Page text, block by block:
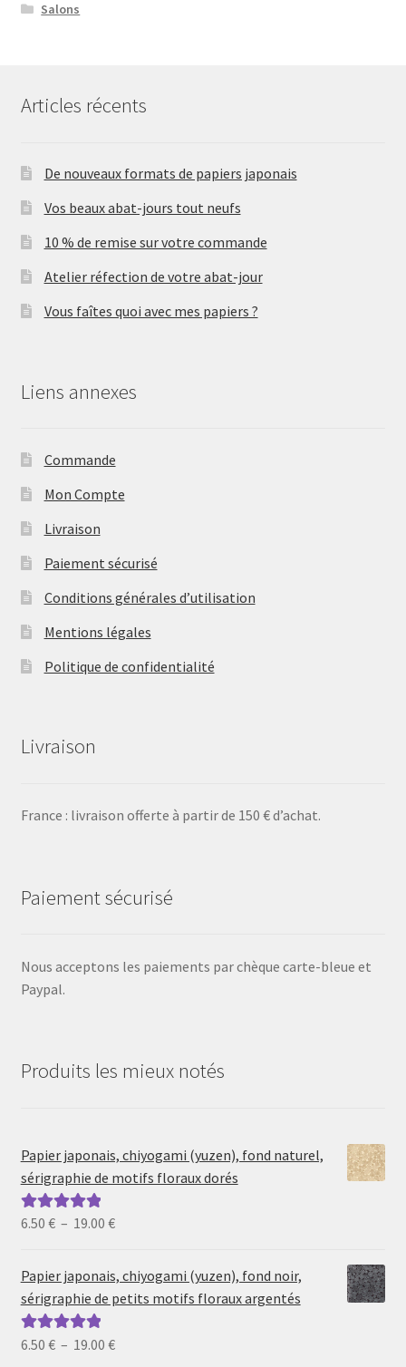
Salons
Articles récents
De nouveaux formats de papiers japonais
Vos beaux abat-jours tout neufs
10 % de remise sur votre commande
Atelier réfection de votre abat-jour
Vous faîtes quoi avec mes papiers ?
Liens annexes
Commande
Mon Compte
Livraison
Paiement sécurisé
Conditions générales d’utilisation
Mentions légales
Politique de confidentialité
Livraison
France : livraison offerte à partir de 150 € d’achat.
Paiement sécurisé
Nous acceptons les paiements par chèque carte-bleue et
Paypal.
Produits les mieux notés
Papier japonais, chiyogami (yuzen), fond naturel,
sérigraphie de motifs floraux dorés
Note5.00sur
6.50 € – 19.00 €Plage
prix :
6.50 €
19.00 €
Papier japonais, chiyogami (yuzen), fond noir,
sérigraphie de petits motifs floraux argentés
Note5.00sur
6.50 € – 19.00 €Plage